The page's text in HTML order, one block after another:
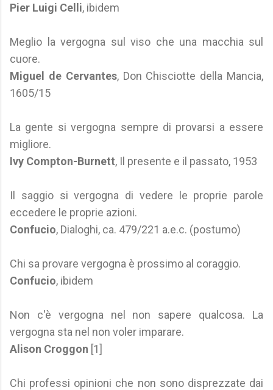
Pier Luigi Celli, ibidem
Meglio la vergogna sul viso che una macchia sul
cuore.
Miguel de Cervantes, Don Chisciotte della Mancia,
1605/15
La gente si vergogna sempre di provarsi a essere
migliore.
Ivy Compton-Burnett, Il presente e il passato, 1953
Il saggio si vergogna di vedere le proprie parole
eccedere le proprie azioni.
Confucio, Dialoghi, ca. 479/221 a.e.c. (postumo)
Chi sa provare vergogna è prossimo al coraggio.
Confucio, ibidem
Non c'è vergogna nel non sapere qualcosa. La
vergogna sta nel non voler imparare.
Alison Croggon [1]
Chi professi opinioni che non sono disprezzate dai